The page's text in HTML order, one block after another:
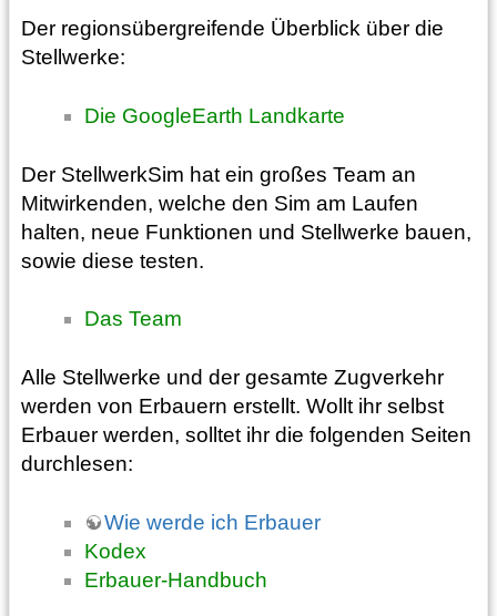
Der regionsübergreifende Überblick über die
Stellwerke:
Die GoogleEarth Landkarte
Der StellwerkSim hat ein großes Team an
Mitwirkenden, welche den Sim am Laufen
halten, neue Funktionen und Stellwerke bauen,
sowie diese testen.
Das Team
Alle Stellwerke und der gesamte Zugverkehr
werden von Erbauern erstellt. Wollt ihr selbst
Erbauer werden, solltet ihr die folgenden Seiten
durchlesen:
Wie werde ich Erbauer
Kodex
Erbauer-Handbuch